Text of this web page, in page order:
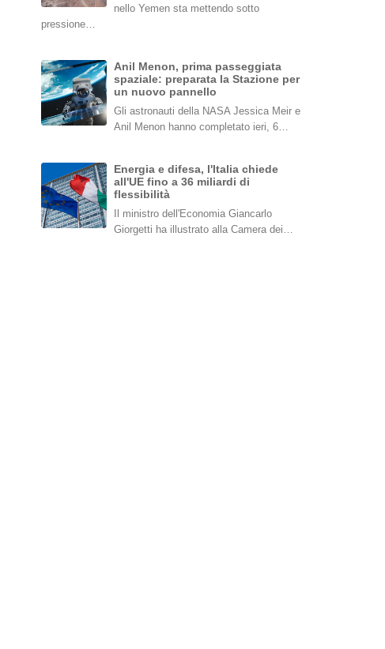
nello Yemen sta mettendo sotto
pressione…
Anil Menon, prima passeggiata
spaziale: preparata la Stazione per
un nuovo pannello
Gli astronauti della NASA Jessica Meir e
Anil Menon hanno completato ieri, 6…
Energia e difesa, l'Italia chiede
all'UE fino a 36 miliardi di
flessibilità
Il ministro dell'Economia Giancarlo
Giorgetti ha illustrato alla Camera dei…